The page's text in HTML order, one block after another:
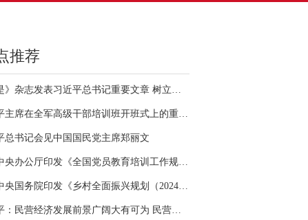
推荐
《求是》杂志发表习近平总书记重要文章 树立和践行正确政绩观
习近平主席在全军高级干部培训班开班式上的重要讲话引领全军开展思想整风、深化政治整训
总书记会见中国国民党主席郑丽文
中共中央办公厅印发《全国党员教育培训工作规划（2024－2028年）》
中共中央国务院印发《乡村全面振兴规划（2024—2027年）》
习近平：民营经济发展前景广阔大有可为 民营企业和民营企业家大显身手正当其时